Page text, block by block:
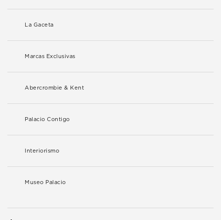
La Gaceta
Marcas Exclusivas
Abercrombie & Kent
Palacio Contigo
Interiorismo
Museo Palacio